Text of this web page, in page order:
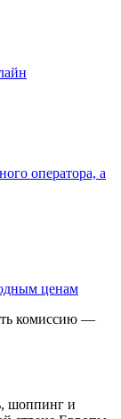
оператора, а
ценам
комиссию —
шоппинг и